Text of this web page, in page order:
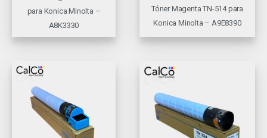
para Konica Minolta –
A8K3330
Tóner Magenta TN-514 para
Konica Minolta – A9E8390